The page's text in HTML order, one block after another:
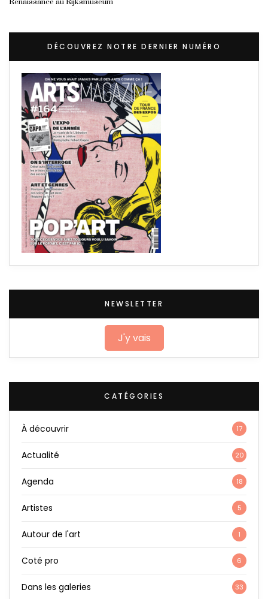
DÉCOUVREZ NOTRE DERNIER NUMÉRO
NEWSLETTER
J'y vais
CATÉGORIES
À découvrir 17
Actualité 20
Agenda 18
Artistes 5
Autour de l'art 1
Coté pro 6
Dans les galeries 33